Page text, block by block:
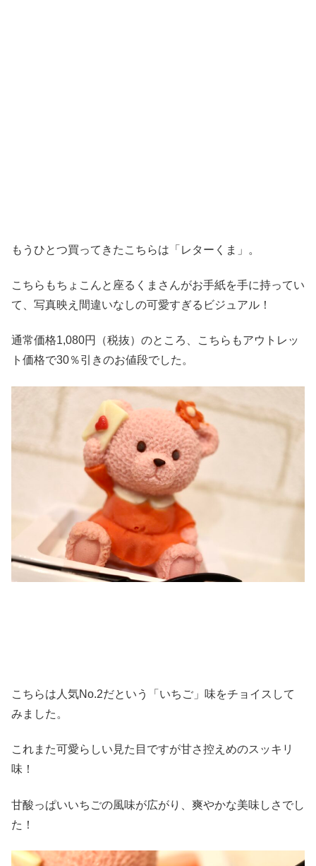
もうひとつ買ってきたこちらは「レターくま」。
こちらもちょこんと座るくまさんがお手紙を手に持ってい
て、写真映え間違いなしの可愛すぎるビジュアル！
通常価格1,080円（税抜）のところ、こちらもアウトレッ
ト価格で30％引きのお値段でした。
こちらは人気No.2だという「いちご」味をチョイスして
みました。
これまた可愛らしい見た目ですが甘さ控えめのスッキリ
味！
甘酸っぱいいちごの風味が広がり、爽やかな美味しさでし
た！